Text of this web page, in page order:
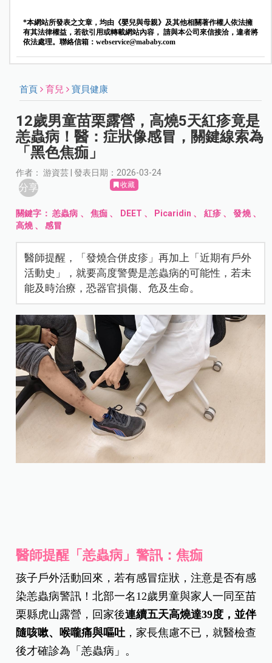
*本網站所發表之文章，均由《嬰兒與母親》及其他相關著作權人依法擁
有其法律權益，若欲引用或轉載網站內容， 請與本公司來信接洽，違者將
依法處理。聯絡信箱： webservice@mababy.com
首頁 育兒 寶貝健康
12歲男童苗栗露營，高燒5天紅疹竟是
恙蟲病！醫：症狀像感冒，關鍵線索為
「黑色焦痂」
作者： 游資芸 | 發表日期：2026-03-24
分享 收藏
關鍵字： 恙蟲病 、 焦痂 、 DEET 、 Picaridin 、 紅疹、發燒、
高燒 、感冒
醫師提醒，「發燒合併皮疹」再加上「近期有戶外
活動史」，就要高度警覺是恙蟲病的可能性，若未
能及時治療，恐器官損傷、危及生命。
醫師提醒「恙蟲病」警訊：焦痂
孩子戶外活動回來，若有感冒症狀，注意是否有感
染恙蟲病警訊！北部一名12歲男童與家人一同至苗
栗縣虎山露營，回家後連續五天高燒達39度，並伴
隨咳嗽、喉嚨痛與嘔吐 ，家長焦慮不已，就醫檢查
後才確診為「恙蟲病」。